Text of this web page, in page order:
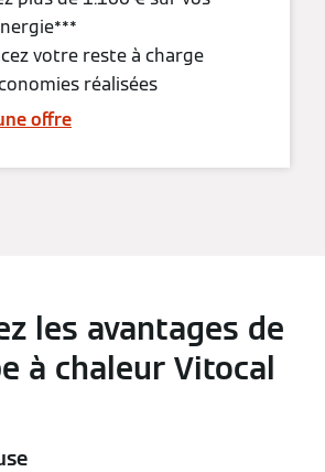
votre reste à charge
réalisées
offre
les avantages de
à chaleur Vitocal